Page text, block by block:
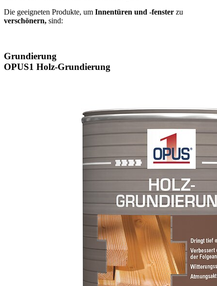
Die geeigneten Produkte, um Innentüren und -fenster zu
verschönern, sind:
Grundierung
OPUS1 Holz-Grundierung